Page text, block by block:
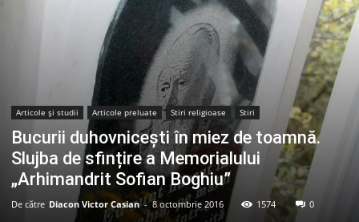
Articole şi studii Articole preluate Stiri religioase Stiri
Bucurii duhovnicești în miez de toamnă.
Slujba de sfințire a Memorialului
„Arhimandrit Sofian Boghiu”
De către Diacon Victor Casian - 8 octombrie 2016 1574 0